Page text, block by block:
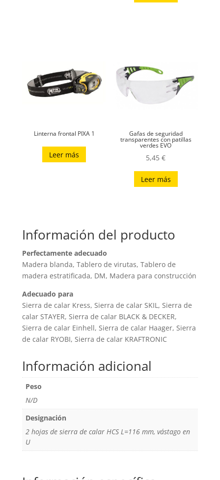
Linterna frontal PIXA 1
Leer más
Gafas de seguridad
transparentes con patillas
verdes EVO
5,45€
Leer más
Información del producto
Perfectamente adecuado
Madera blanda, Tablero de virutas, Tablero de
madera estratificada, DM, Madera para construcción
Adecuado para
Sierra de calar Kress, Sierra de calar SKIL, Sierra de
calar STAYER, Sierra de calar BLACK & DECKER,
Sierra de calar Einhell, Sierra de calar Haager, Sierra
de calar RYOBI, Sierra de calar KRAFTRONIC
Información adicional
Peso
N/D
Designación
2 hojas de sierra de calar HCS L=116 mm, vástago en
U